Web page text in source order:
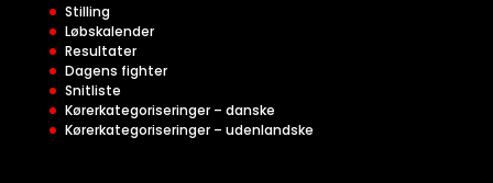
Stilling
Løbskalender
Resultater
Dagens fighter
Snitliste
Kørerkategoriseringer – danske
Kørerkategoriseringer – udenlandske